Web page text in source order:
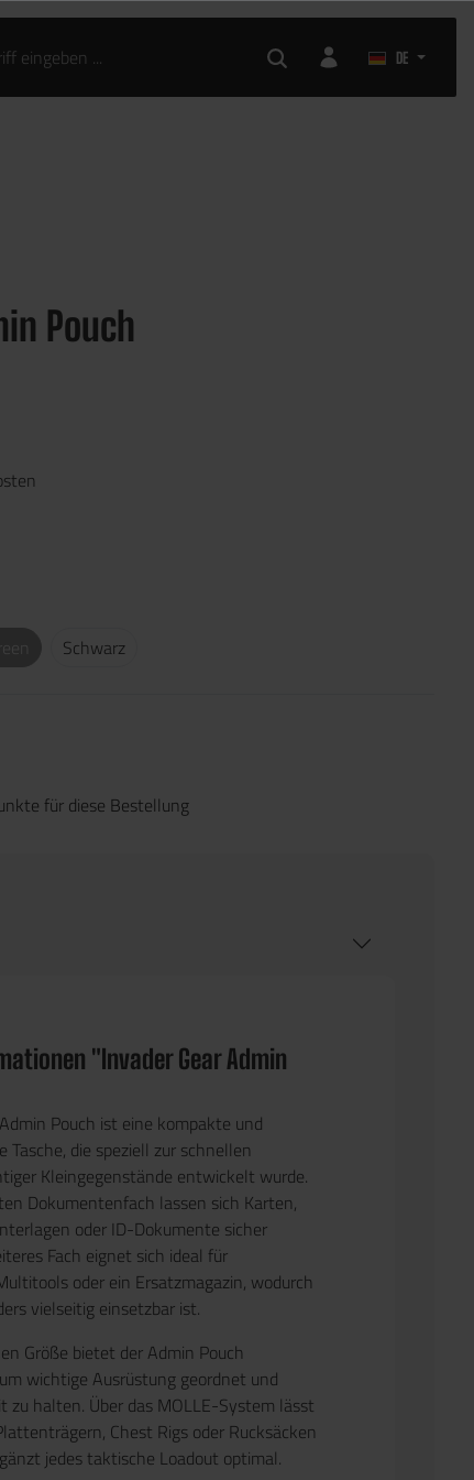
DE
Pouch
Schwarz
für diese Bestellung
"Invader Gear Admin
Pouch ist eine kompakte und
Tasche, die speziell zur schnellen
Kleingegenstände entwickelt wurde.
Dokumentenfach lassen sich Karten,
oder ID-Dokumente sicher
Fach eignet sich ideal für
oder ein Ersatzmagazin, wodurch
vielseitig einsetzbar ist.
Größe bietet der Admin Pouch
um wichtige Ausrüstung geordnet und
zu halten. Über das MOLLE-System lässt
Chest Rigs oder Rucksäcken
jedes taktische Loadout optimal.